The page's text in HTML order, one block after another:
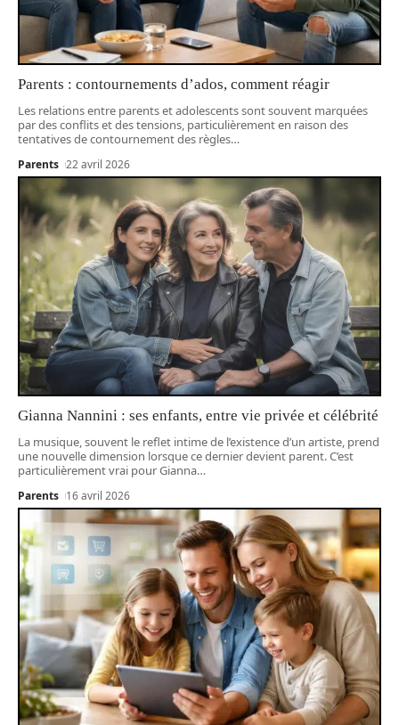
Parents : contournements d’ados, comment réagir
Les relations entre parents et adolescents sont souvent marquées
par des conflits et des tensions, particulièrement en raison des
tentatives de contournement des règles…
Parents 22 avril 2026
Gianna Nannini : ses enfants, entre vie privée et célébrité
La musique, souvent le reflet intime de l’existence d’un artiste, prend
une nouvelle dimension lorsque ce dernier devient parent. C’est
particulièrement vrai pour Gianna…
Parents 16 avril 2026